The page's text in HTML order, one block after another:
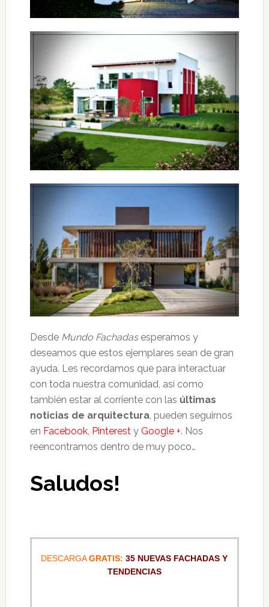
Desde Mundo Fachadasesperamos y
deseamos que estos ejemplares sean de gran
ayuda. Les recordamos que para interactuar
con toda nuestra comunidad, así como
también estar al corriente con las últimas
noticias de arquitectura, pueden seguirnos
en Facebook, Pinteresty Google +. Nos
reencontramos dentro de muy poco…
Saludos!
DESCARGAGRATIS: 35 NUEVAS FACHADAS Y
TENDENCIAS